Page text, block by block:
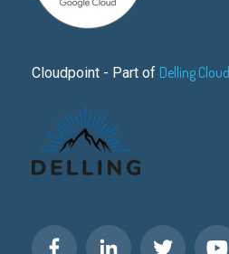
Cloudpoint - Part of Delling Cloud